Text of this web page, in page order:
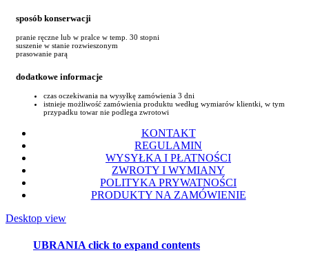
sposób konserwacji
pranie ręczne lub w pralce w temp. 30 stopni
suszenie w stanie rozwieszonym
prasowanie parą
dodatkowe informacje
czas oczekiwania na wysyłkę zamówienia 3 dni
istnieje możliwość zamówienia produktu według wymiarów klientki, w tym
przypadku towar nie podlega zwrotowi
KONTAKT
REGULAMIN
WYSYŁKA I PŁATNOŚCI
ZWROTY I WYMIANY
POLITYKA PRYWATNOŚCI
PRODUKTY NA ZAMÓWIENIE
Desktop view
UBRANIAclick to expand contents